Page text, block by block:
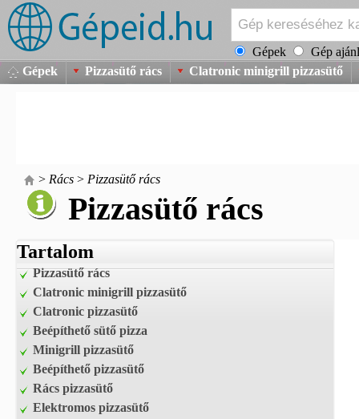
Gépek
Gép
Gépek
Pizzasütő rács Clatronic minigrill pizzasütő
> Rács > Pizzasütő rács
Pizzasütő rács
Tartalom
Pizzasütő rács
Clatronic minigrill pizzasütő
Clatronic pizzasütő
Beépíthető sütő pizza
Minigrill pizzasütő
Beépíthető pizzasütő
Rács pizzasütő
Elektromos pizzasütő